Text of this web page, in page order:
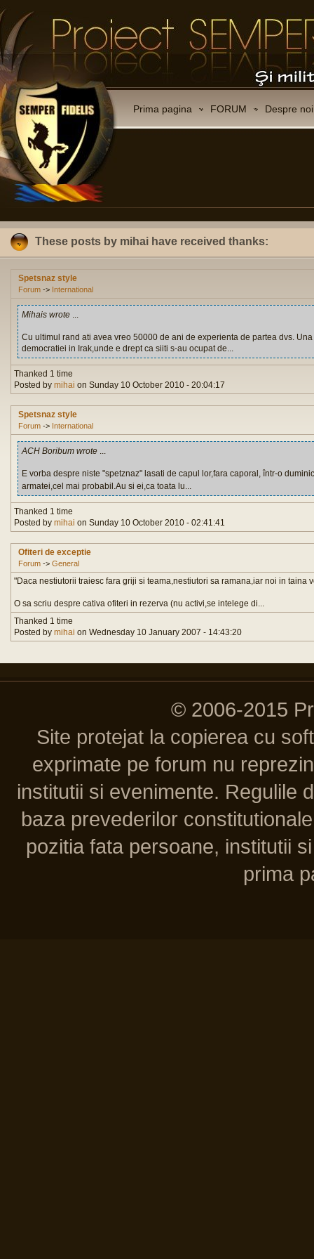
Prima pagina FORUM Despre noi
These posts by mihai have received thanks:
Spetsnaz style
Forum -> International
Mihais wrote ...
Cu ultimul rand ati avea vreo 50000 de ani de experienta de partea dvs.
democratiei in Irak,unde e drept ca siiti s-au ocupat de...
Thanked 1 time
Posted by mihai on Sunday 10 October 2010 - 20:04:17
Spetsnaz style
Forum -> International
ACH Boribum wrote ...
E vorba despre niste "spetznaz" lasati de capul lor,fara caporal, într-o
armatei,cel mai probabil.Au si ei,ca toata lu...
Thanked 1 time
Posted by mihai on Sunday 10 October 2010 - 02:41:41
Ofiteri de exceptie
Forum -> General
"Daca nestiutorii traiesc fara griji si teama,nestiutori sa ramana,iar noi in taina
O sa scriu despre cativa ofiteri in rezerva (nu activi,se intelege di...
Thanked 1 time
Posted by mihai on Wednesday 10 January 2007 - 14:43:20
© 2006-2015
Site protejat la copierea cu
exprimate pe forum nu
institutii si evenimente. Regulile
baza prevederilor
pozitia fata persoane, institutii
prima